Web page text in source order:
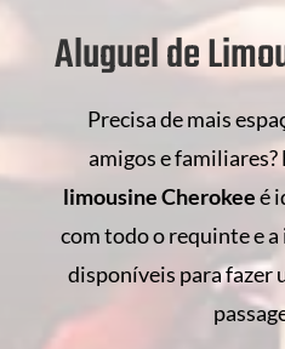
Aluguel de
Precisa de mais
amigos e familiares?
limousine Cherokeeé
com todo o requinte e
disponíveis para fazer